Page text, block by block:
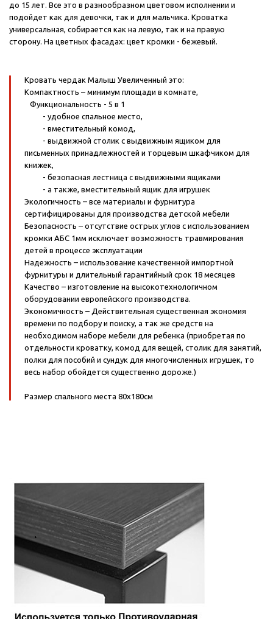
до 15 лет. Все это в разнообразном цветовом исполнении и
подойдет как для девочки, так и для мальчика. Кроватка
универсальная, собирается как на левую, так и на правую
сторону. На цветных фасадах: цвет кромки - бежевый.
Кровать чердак Малыш Увеличенный это:
Компактность – минимум площади в комнате,
Функциональность - 5 в 1
- удобное спальное место,
- вместительный комод,
- выдвижной столик с выдвижным ящиком для
письменных принадлежностей и торцевым шкафчиком для
книжек,
- безопасная лестница с выдвижными ящиками
- а также, вместительный ящик для игрушек
Экологичность – все материалы и фурнитура
сертифицированы для производства детской мебели
Безопасность – отсутствие острых углов с использованием
кромки АБС 1мм исключает возможность травмирования
детей в процессе эксплуатации
Надежность – использование качественной импортной
фурнитуры и длительный гарантийный срок 18 месяцев
Качество – изготовление на высокотехнологичном
оборудовании европейского производства.
Экономичность – Действительная существенная экономия
времени по подбору и поиску, а так же средств на
необходимом наборе мебели для ребенка (приобретая по
отдельности кроватку, комод для вещей, столик для занятий,
полки для пособий и сундук для многочисленных игрушек, то
весь набор обойдется существенно дороже.)
Размер спального места 80х180см